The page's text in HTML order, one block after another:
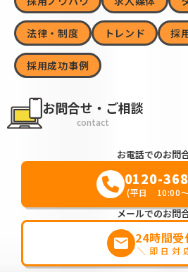
法律・制度 トレンド 採
採用成功事例
お問合せ・ご相談
contact
お電話でのお問
0120-
(平日 10:00
メールでのお問
markunread 24時間受
＼即日対